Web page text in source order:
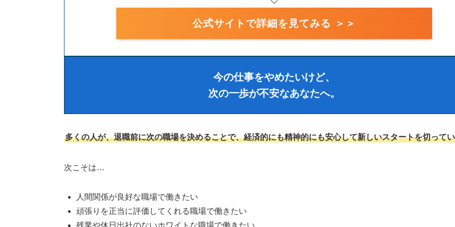
公式サイトで詳細を見てみる ＞＞
今の仕事をやめたいけど、
次の一歩が不安なあなたへ。
多くの人が、退職前に次の職場を決めることで、経済的にも精神的にも安心して新しいスタートを切って
次こそは…
人間関係が良好な職場で働きたい
頑張りを正当に評価してくれる職場で働きたい
残業や休日出社のないホワイトな職場で働きたい